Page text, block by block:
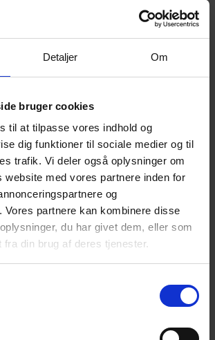
Detaljer Om
bruger cookies
til at tilpasse vores indhold og
dig funktioner til sociale medier og til
trafik. Vi deler også oplysninger om
website med vores partnere inden for
og
Vores partnere kan kombinere disse
du har givet dem, eller som
fra din brug af deres tjenester.
i lejen.
dejlig naturgrund omgivet af træer, hvor I kan
morgenmad i solen, grillmiddage eller stille
himmel.
til leg på grunden, og hunden kan trygt
begynder ferien lige udenfor døren.
og vestjysk hygge
fredeligt i Houstrup – omgivet af hede, klitter
til stranden og tæt på Blåbjerg Klitplantage,
cykel- og vandreruter.
der kun 750 meter, så friskbagt morgenbrød